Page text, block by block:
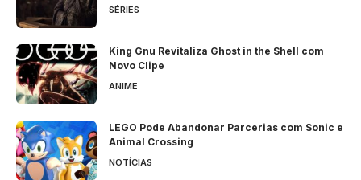
SÉRIES
King Gnu Revitaliza Ghost in the Shell com
Novo Clipe
ANIME
LEGO Pode Abandonar Parcerias com Sonic e
Animal Crossing
NOTÍCIAS